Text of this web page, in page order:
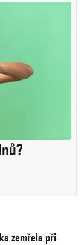
zemřela při